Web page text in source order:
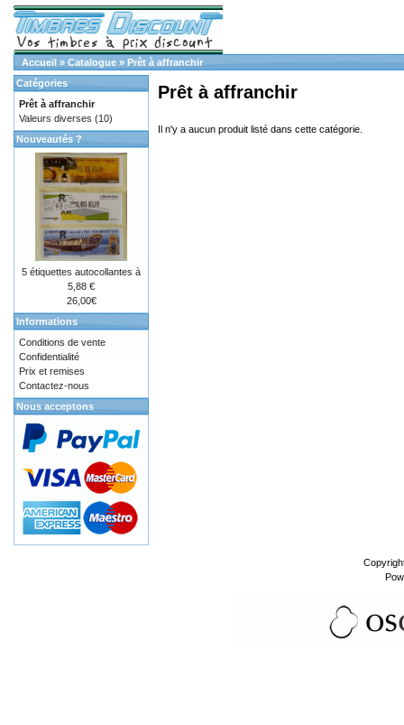
Accueil » Catalogue » Prêt à affranchir
Prêt à affranchir
Il n'y a aucun produit listé dans cette catégorie.
Catégories
Prêt à affranchir
Valeurs diverses (10)
Nouveautés ?
5 étiquettes autocollantes à
5,88 €
26,00€
Informations
Conditions de vente
Confidentialité
Prix et remises
Contactez-nous
Nous acceptons